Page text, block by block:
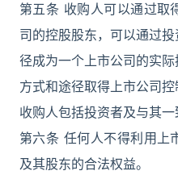
第五条 收购人可以通过取
司的控股股东，可以通过
径成为一个上市公司的实
方式和途径取得上市公司控
收购人包括投资者及与其一
第六条 任何人不得利用上
及其股东的合法权益。